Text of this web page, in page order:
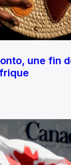
une fin